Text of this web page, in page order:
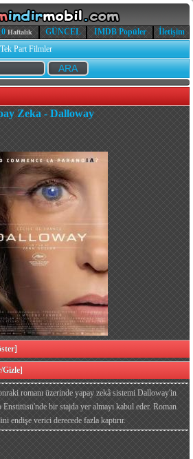
Haftalık GÜNCEL IMDB Popüler
İletişim
Part Filmler
Zeka - Dalloway
romanı üzerinde yapay zekâ sistemi Dalloway'in
Enstitüsü'nde bir stajda yer almayı kabul eder. Roman
endişe verici derecede fazla kaptırır.